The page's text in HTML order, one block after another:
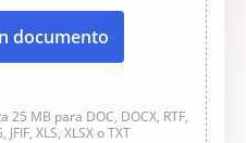
documento
25 MB para DOC, DOCX, RTF,
JFIF, XLS, XLSX o TXT